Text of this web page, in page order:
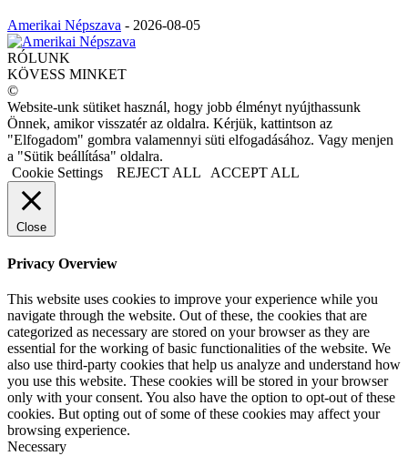
Amerikai Népszava - 2026-08-05
RÓLUNK
KÖVESS MINKET
©
Website-unk sütiket használ, hogy jobb élményt nyújthassunk
Önnek, amikor visszatér az oldalra. Kérjük, kattintson az
"Elfogadom" gombra valamennyi süti elfogadásához. Vagy menjen
a "Sütik beállítása" oldalra.
Cookie Settings
REJECT ALL ACCEPT ALL
Close
Privacy Overview
This website uses cookies to improve your experience while you
navigate through the website. Out of these, the cookies that are
categorized as necessary are stored on your browser as they are
essential for the working of basic functionalities of the website. We
also use third-party cookies that help us analyze and understand how
you use this website. These cookies will be stored in your browser
only with your consent. You also have the option to opt-out of these
cookies. But opting out of some of these cookies may affect your
browsing experience.
Necessary